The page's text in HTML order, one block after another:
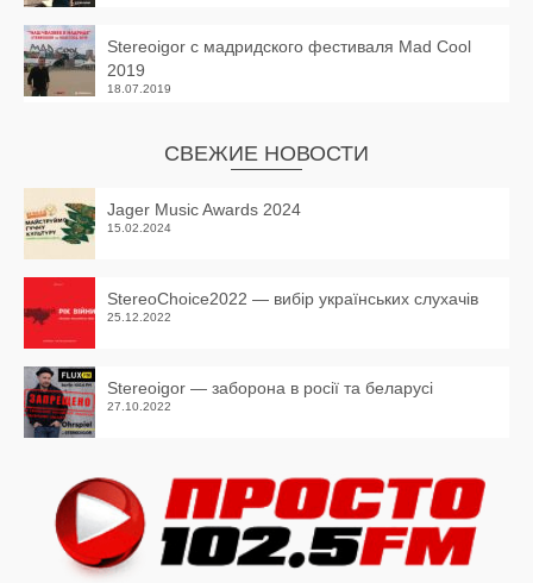
Stereoigor с мадридского фестиваля Mad Cool
2019
18.07.2019
СВЕЖИЕ НОВОСТИ
Jager Music Awards 2024
15.02.2024
StereoChoice2022 — вибір українських слухачів
25.12.2022
Stereoigor — заборона в росії та беларусі
27.10.2022